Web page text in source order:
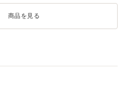
商品を見る